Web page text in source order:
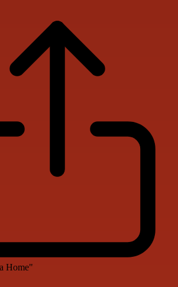
Home"